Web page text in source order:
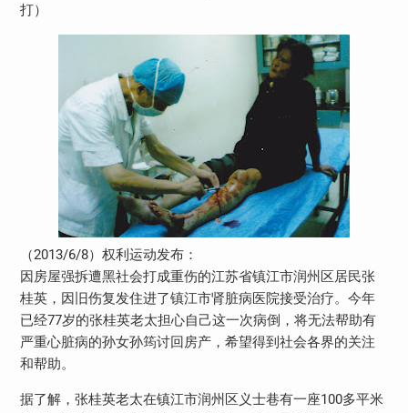
打）
（2013/6/8）权利运动发布：
因房屋强拆遭黑社会打成重伤的江苏省镇江市润州区居民张
桂英，因旧伤复发住进了镇江市肾脏病医院接受治疗。今年
已经77岁的张桂英老太担心自己这一次病倒，将无法帮助有
严重心脏病的孙女孙筠讨回房产，希望得到社会各界的关注
和帮助。
据了解，张桂英老太在镇江市润州区义士巷有一座100多平米